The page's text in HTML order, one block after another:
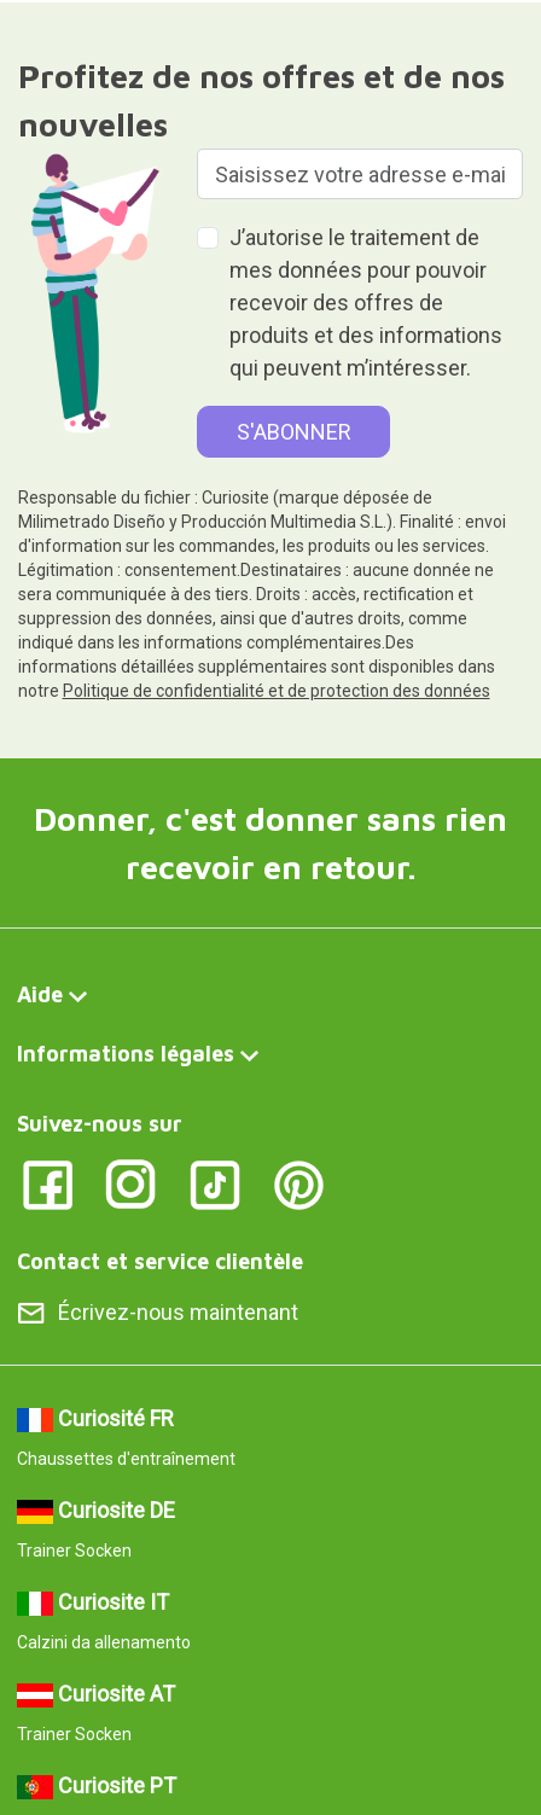
Profitez de nos offres et de nos
nouvelles
J’autorise le traitement de
mes données pour pouvoir
recevoir des offres de
produits et des informations
qui peuvent m’intéresser.
Responsable du fichier : Curiosite (marque déposée de
Milimetrado Diseño y Producción Multimedia S.L.). Finalité : envoi
d'information sur les commandes, les produits ou les services.
Légitimation : consentement.Destinataires : aucune donnée ne
sera communiquée à des tiers. Droits : accès, rectification et
suppression des données, ainsi que d'autres droits, comme
indiqué dans les informations complémentaires.Des
informations détaillées supplémentaires sont disponibles dans
notre Politique de confidentialité et de protection des données
Donner, c'est donner sans rien
recevoir en retour.
Aide
Informations légales
Suivez-nous sur
Contact et service clientèle
Écrivez-nous maintenant
Curiosité FR
Chaussettes d'entraînement
Curiosite DE
Trainer Socken
Curiosite IT
Calzini da allenamento
Curiosite AT
Trainer Socken
Curiosite PT